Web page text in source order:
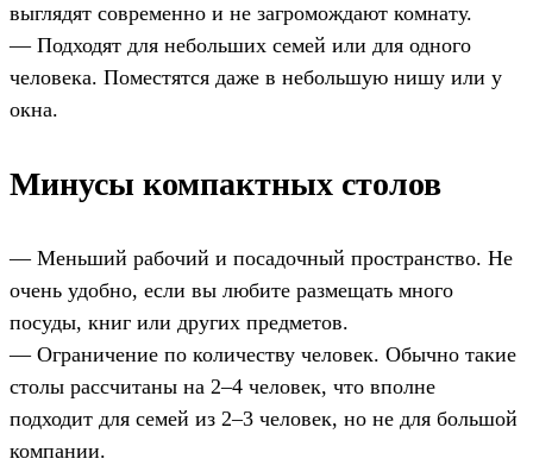
выглядят современно и не загромождают комнату.
— Подходят для небольших семей или для одного
человека. Поместятся даже в небольшую нишу или у
окна.
Минусы компактных столов
— Меньший рабочий и посадочный пространство. Не
очень удобно, если вы любите размещать много
посуды, книг или других предметов.
— Ограничение по количеству человек. Обычно такие
столы рассчитаны на 2–4 человек, что вполне
подходит для семей из 2–3 человек, но не для большой
компании.